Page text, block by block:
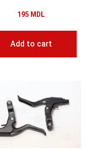
195 MDL
Add to cart